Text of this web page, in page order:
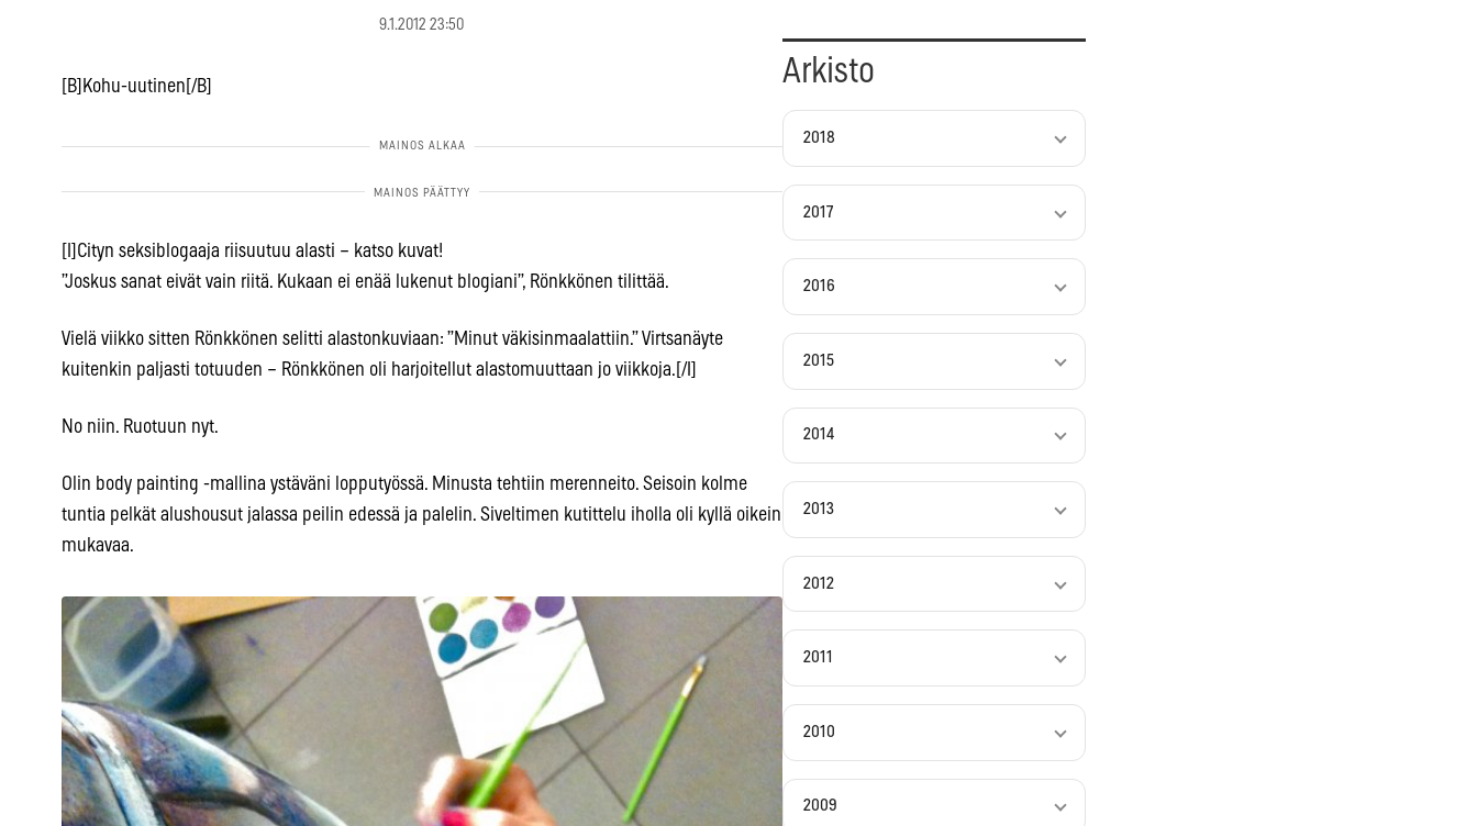
9.1.2012 23:50
[B]Kohu-uutinen[/B]
[I]Cityn seksiblogaaja riisuutuu alasti – katso kuvat!
”Joskus sanat eivät vain riitä. Kukaan ei enää lukenut blogiani”, Rönkkönen tilittää.
Vielä viikko sitten Rönkkönen selitti alastonkuviaan: ”Minut väkisinmaalattiin.” Virtsanäyte
kuitenkin paljasti totuuden – Rönkkönen oli harjoitellut alastomuuttaan jo viikkoja.[/I]
No niin. Ruotuun nyt.
Olin body painting -mallina ystäväni lopputyössä. Minusta tehtiin merenneito. Seisoin kolme
tuntia pelkät alushousut jalassa peilin edessä ja palelin. Siveltimen kutittelu iholla oli kyllä oikein
mukavaa.
Arkisto
2018
2017
2016
2015
2014
2013
2012
2011
2010
2009